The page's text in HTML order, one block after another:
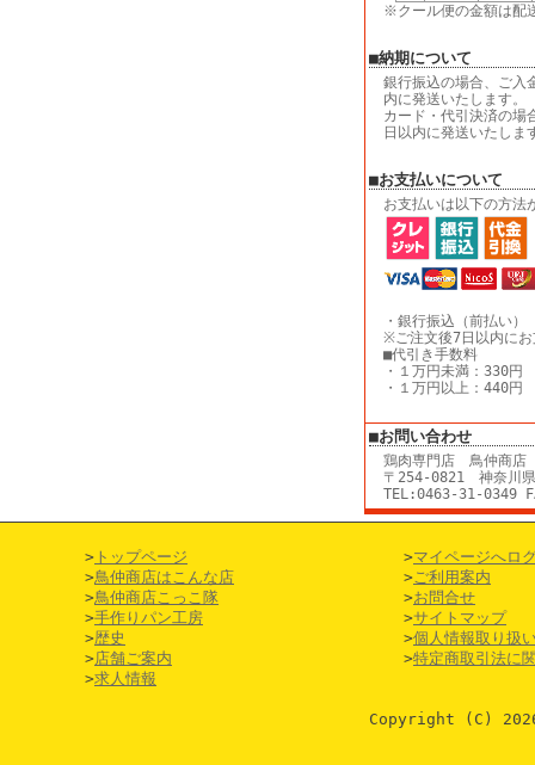
※クール便の金額は配
■納期について
銀行振込の場合、ご入
内に発送いたします。
カード・代引決済の場
日以内に発送いたしま
■お支払いについて
お支払いは以下の方法
・銀行振込（前払い）
※ご注文後7日以内に
■代引き手数料
・１万円未満：330円
・１万円以上：440円
■お問い合わせ
鶏肉専門店 鳥仲商店
〒254-0821 神奈川
TEL:0463-31-0349
> トップページ >マイページへロ
>鳥仲商店はこんな店 >ご利用案内
>鳥仲商店こっこ隊 >お問合せ
>手作りパン工房 >サイトマップ
>歴史 >個人情報取り扱
>店舗ご案内 >特定商取引法に
>求人情報
Copyright (C)